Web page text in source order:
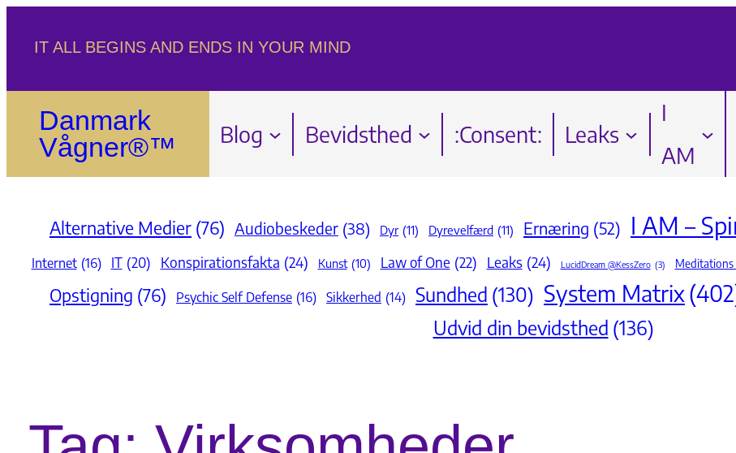
indhold
IT ALL BEGINS AND ENDS IN YOUR MIND
Danmark
Vågner®™
Blog Bevidsthed :Consent: Leaks
I
AM
Alternative Medier (76) Audiobeskeder (38) Dyr (11) Dyrevelfærd (11) Ernæring (52) I AM –
Internet (16) IT (20) Konspirationsfakta (24) Kunst (10) Law of One (22) Leaks (24) LucidDream @KessZero (3)
Opstigning (76) Psychic Self Defense (16) Sikkerhed (14) Sundhed (130) System Matrix
Udvid din bevidsthed (136)